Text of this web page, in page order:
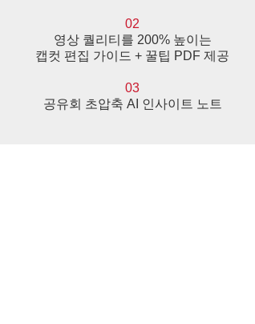
02
영상 퀄리티를 200% 높이는
캡컷 편집 가이드 + 꿀팁 PDF 제공
03
공유회 초압축 AI 인사이트 노트